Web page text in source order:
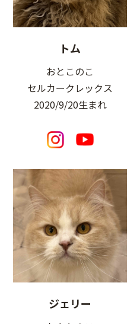
トム
おとこのこ
セルカークレックス
2020/9/20生まれ
ジェリー